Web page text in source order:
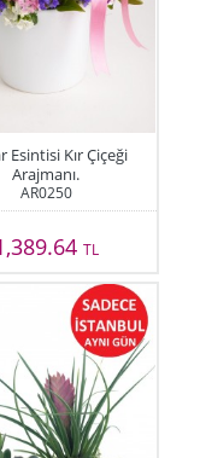
Esintisi Kır Çiçeği
Arajmanı.
AR0250
TL